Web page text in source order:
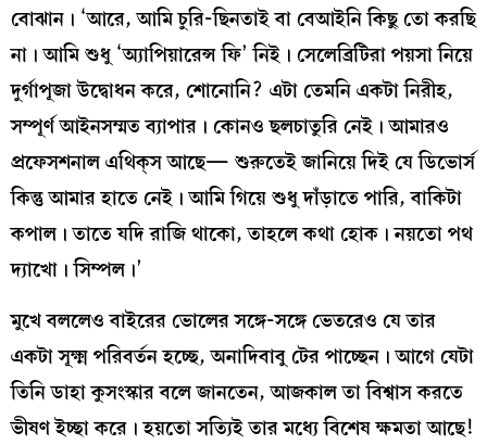
বোঝান। ‘আরে, আমি চুরি-ছিনতাই বা বেআইনি কিছু তো করছি
না। আমি শুধু ‘অ্যাপিয়ারেন্স ফি’ নিই। সেলেব্রিটিরা পয়সা নিয়ে
দুর্গাপূজা উদ্বোধন করে, শোনোনি? এটা তেমনি একটা নিরীহ,
সম্পূর্ণ আইনসম্মত ব্যাপার। কোনও ছলচাতুরি নেই। আমারও
প্রফেসশনাল এথিক্‌স আছে— শুরুতেই জানিয়ে দিই যে ডিভোর্স
কিন্তু আমার হাতে নেই। আমি গিয়ে শুধু দাঁড়াতে পারি, বাকিটা
কপাল। তাতে যদি রাজি থাকো, তাহলে কথা হোক। নয়তো পথ
দ্যাখো। সিম্পল।’
মুখে বললেও বাইরের ভোলের সঙ্গে-সঙ্গে ভেতরেও যে তার
একটা সূক্ষ্ম পরিবর্তন হচ্ছে, অনাদিবাবু টের পাচ্ছেন। আগে যেটা
তিনি ডাহা কুসংস্কার বলে জানতেন, আজকাল তা বিশ্বাস করতে
ভীষণ ইচ্ছা করে। হয়তো সত্যিই তার মধ্যে বিশেষ ক্ষমতা আছে!